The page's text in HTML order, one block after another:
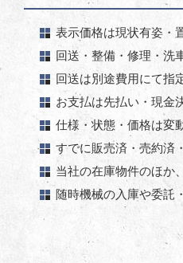
表示価格は現状有姿・
回送・整備・修理・洗
回送は別途費用にて指
お支払は先払い・現金
仕様・状態・価格は変
すでに販売済・売約済
当社の在庫物件のほか
随時機械の入庫や委託